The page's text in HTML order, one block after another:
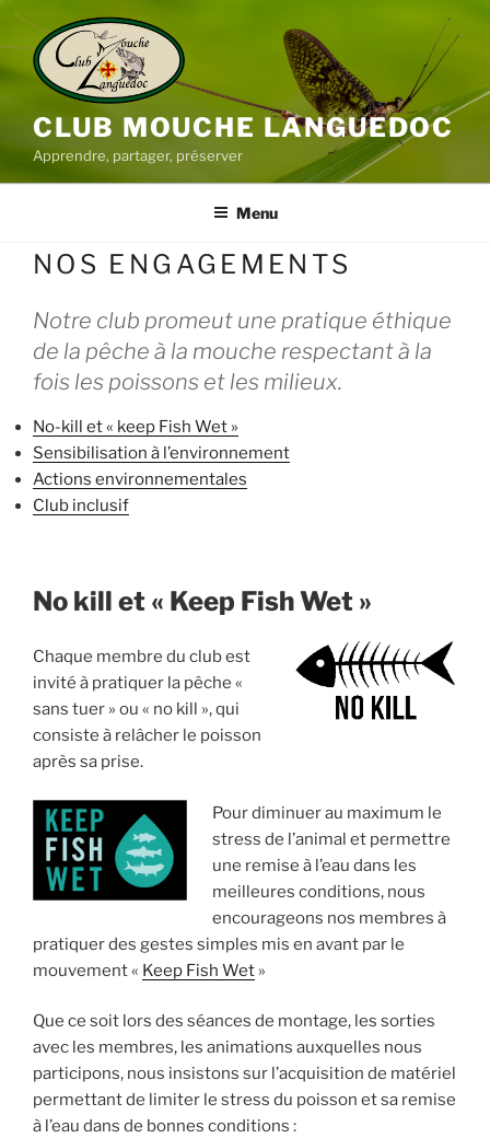
Aller
contenu
principal
CLUB MOUCHE LANGUEDOC
Apprendre, partager, préserver
Menu
NOS ENGAGEMENTS
Notre club promeut une pratique éthique
de la pêche à la mouche respectant à la
fois les poissons et les milieux.
No-kill et « keep Fish Wet »
Sensibilisation à l’environnement
Actions environnementales
Club inclusif
No kill et « Keep Fish Wet »
Chaque membre du club est
invité à pratiquer la pêche «
sans tuer » ou « no kill », qui
consiste à relâcher le poisson
après sa prise.
Pour diminuer au maximum le
stress de l’animal et permettre
une remise à l’eau dans les
meilleures conditions, nous
encourageons nos membres à
pratiquer des gestes simples mis en avant par le
mouvement « Keep Fish Wet »
Que ce soit lors des séances de montage, les sorties
avec les membres, les animations auxquelles nous
participons, nous insistons sur l’acquisition de matériel
permettant de limiter le stress du poisson et sa remise
à l’eau dans de bonnes conditions :